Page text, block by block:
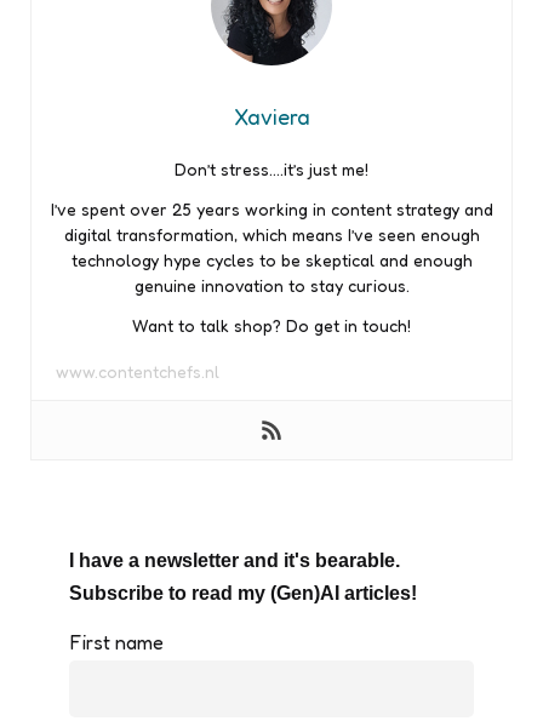
Xaviera
Don’t stress….it’s just me!
I’ve spent over 25 years working in content strategy and
digital transformation, which means I’ve seen enough
technology hype cycles to be skeptical and enough
genuine innovation to stay curious.
Want to talk shop? Do get in touch!
www.contentchefs.nl
I have a newsletter and it's bearable.
Subscribe to read my (Gen)AI articles!
First name